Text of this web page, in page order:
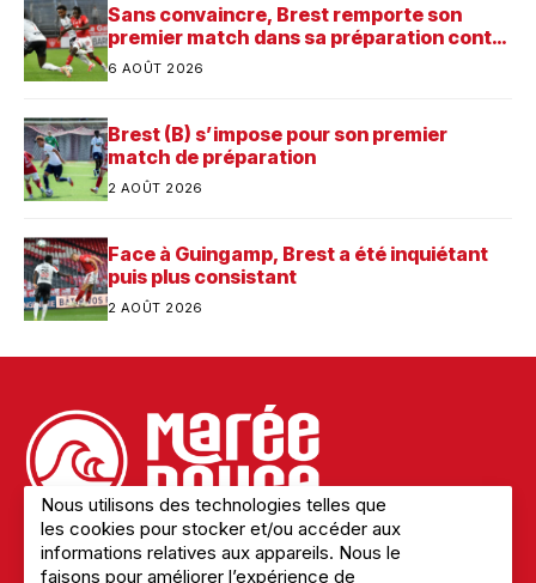
Sans convaincre, Brest remporte son
premier match dans sa préparation contre
Saint-Brieuc
6 AOÛT 2026
Brest (B) s’impose pour son premier
match de préparation
2 AOÛT 2026
Face à Guingamp, Brest a été inquiétant
puis plus consistant
2 AOÛT 2026
Nous utilisons des technologies telles que
les cookies pour stocker et/ou accéder aux
informations relatives aux appareils. Nous le
faisons pour améliorer l’expérience de